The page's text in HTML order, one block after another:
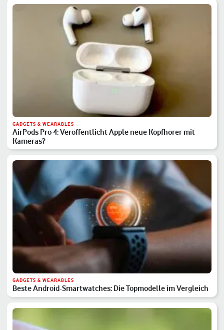
GADGETS & WEARABLES
AirPods Pro 4: Veröffentlicht Apple neue Kopfhörer mit
Kameras?
GADGETS & WEARABLES
Beste Android-Smartwatches: Die Topmodelle im Vergleich